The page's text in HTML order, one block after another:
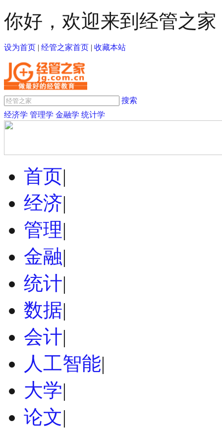
你好，欢迎来到经管之家
设为首页 | 经管之家首页 | 收藏本站
搜索
经济学 管理学 金融学 统计学
首页|
经济|
管理|
金融|
统计|
数据|
会计|
人工智能|
大学|
论文|